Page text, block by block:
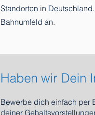
Standorten in
Bahnumfeld an.
Haben wir Dein
Bewerbe dich einfach per
deiner